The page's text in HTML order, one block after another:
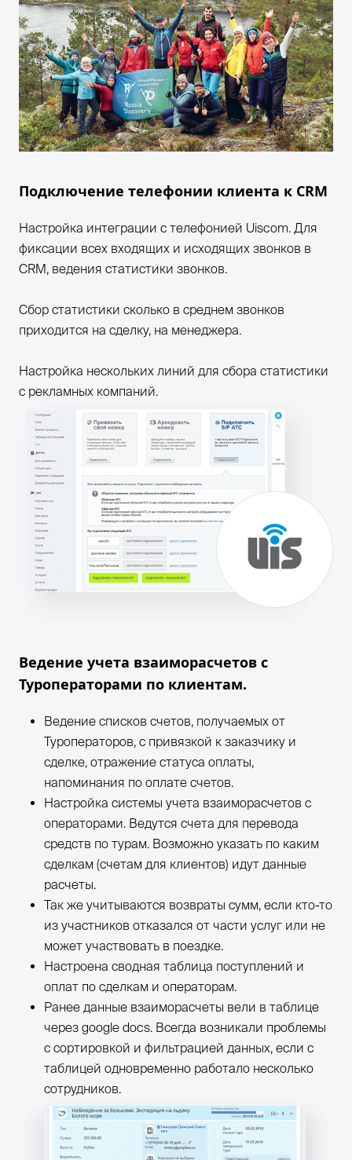
Подключение телефонии клиента к CRM
Настройка интеграции с телефонией Uiscom. Для
фиксации всех входящих и исходящих звонков в
CRM, ведения статистики звонков.
Сбор статистики сколько в среднем звонков
приходится на сделку, на менеджера.
Настройка нескольких линий для сбора статистики
с рекламных компаний.
Ведение учета взаиморасчетов с
Туроператорами по клиентам.
Ведение списков счетов, получаемых от
Туроператоров, с привязкой к заказчику и
сделке, отражение статуса оплаты,
напоминания по оплате счетов.
Настройка системы учета взаиморасчетов с
операторами. Ведутся счета для перевода
средств по турам. Возможно указать по каким
сделкам (счетам для клиентов) идут данные
расчеты.
Так же учитываются возвраты сумм, если кто-то
из участников отказался от части услуг или не
может участвовать в поездке.
Настроена сводная таблица поступлений и
оплат по сделкам и операторам.
Ранее данные взаиморасчеты вели в таблице
через google docs. Всегда возникали проблемы
с сортировкой и фильтрацией данных, если с
таблицей одновременно работало несколько
сотрудников.